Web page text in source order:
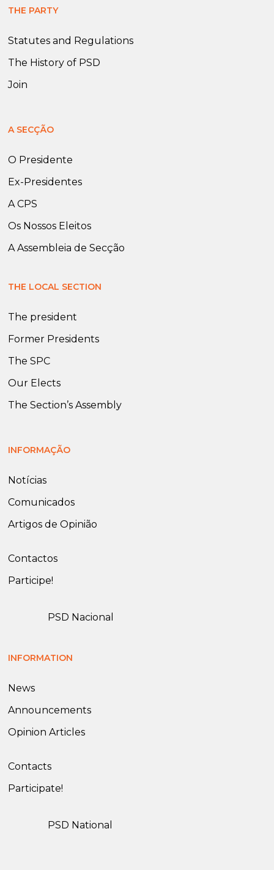
THE PARTY
Statutes and Regulations
The History of PSD
Join
A SECÇÃO
O Presidente
Ex-Presidentes
A CPS
Os Nossos Eleitos
A Assembleia de Secção
THE LOCAL SECTION
The president
Former Presidents
The SPC
Our Elects
The Section’s Assembly
INFORMAÇÃO
Notícias
Comunicados
Artigos de Opinião
Contactos
Participe!
PSD Nacional
INFORMATION
News
Announcements
Opinion Articles
Contacts
Participate!
PSD National